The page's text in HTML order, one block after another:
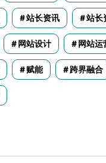
站长资讯 站长
网站设计 网站运
赋能 跨界融合